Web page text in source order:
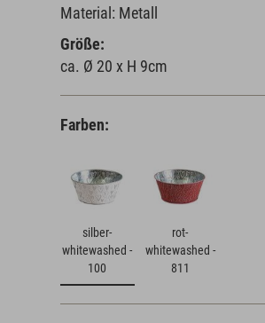
Material: Metall
Größe:
ca. Ø 20 x H 9cm
Farben:
silber-
whitewashed -
100
rot-
whitewashed -
811